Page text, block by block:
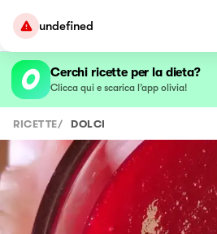
undefined
Cerchi ricette per la dieta?
Clicca qui e scarica l’app olivia!
RICETTE/ DOLCI